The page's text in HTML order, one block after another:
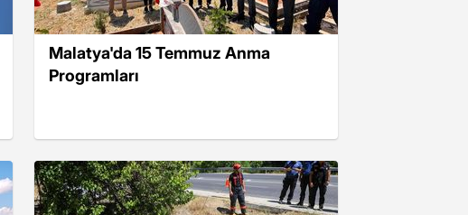
Malatya'da 15 Temmuz Anma
Programları